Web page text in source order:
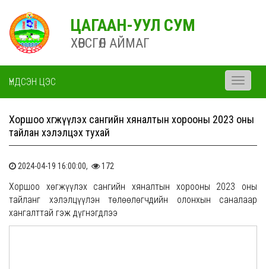
ЦАГААН-УУЛ СУМ
ХӨВСГӨЛ АЙМАГ
ҮНДСЭН ЦЭС
Toggle
Хоршоо хөгжүүлэх сангийн хяналтын хорооны 2023 оны
тайлан хэлэлцэх тухай
2024-04-19 16:00:00, 172
Хоршоо хөгжүүлэх сангийн хяналтын хорооны 2023 оны
тайланг хэлэлцүүлэн төлөөлөгчдийн олонхын саналаар
хангалттай гэж дүгнэгдлээ